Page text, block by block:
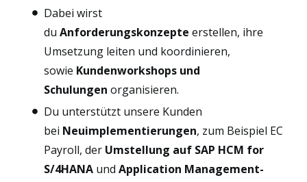
Dabei wirst
du Anforderungskonzepte erstellen, ihre
Umsetzung leiten und koordinieren,
sowie Kundenworkshops und
Schulungen organisieren.
Du unterstützt unsere Kunden
bei Neuimplementierungen, zum Beispiel EC
Payroll, der Umstellung auf SAP HCM for
S/4HANA und Application Management-